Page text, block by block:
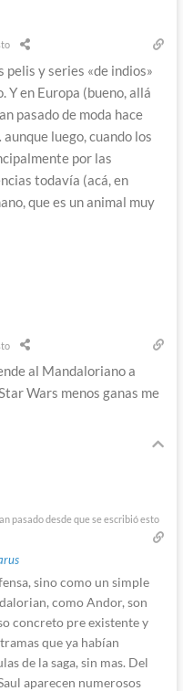
pelis y series «de indios»
Y en Europa (bueno, allá
pasado de moda hace
luego, cuando los
por las
todavía (acá, en
que es un animal muy
al Mandaloriano a
Wars menos ganas me
pasado desde que se escribió esto
sino como un simple
como Andor, son
concreto pre existente y
que ya habían
de la saga, sin mas. Del
aparecen numerosos